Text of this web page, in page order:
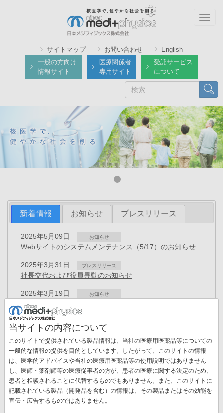
サイトマップ お問い合わせ
English
一般の方向け
情報サイト
医療関係者
専用サイト
受託サービス
について
検索
新着情報 お知らせ プレスリリース
2025年5月09日 お知らせ
Webサイトのシステムメンテナンス（5/17）のお知らせ
2025年3月31日 プレスリリース
社長交代および役員異動のお知らせ
2025年3月19日 お知らせ
「健康経営優良法人 2025（大規模法人部門）」に認定
2024年12月02日
GEヘルスケアによる当社株式取得について
2024年10月31日 お知らせ
「CSR報告書2024」を掲載しました
ペ
ー
ジ
送
り
先
頭
« 最初
前
ペ
‹‹
ペ
ー
1
ペ
ー
2
カ
レ
3
ペ
ー
4
ペ
ー
5
ペ
ー
6
ペ
ー
7
ペ
8
ペ
9
次
››
最
最終 »
当サイトの内容について
このサイトで提供されている製品情報は、当社の医療用医薬品等についての
一般的な情報の提供を目的としています。したがって、このサイトの情報
は、医学的アドバイスや当社の医療用医薬品等の使用説明ではありません
し、医師・薬剤師等の医療従事者の方が、患者の医療に関する決定のため、
患者と相談されることに代替するものでもありません。また、このサイトに
記載されている製品（開発品を含む）の情報は、その製品またはその効能を
宣伝・広告するものではありません。